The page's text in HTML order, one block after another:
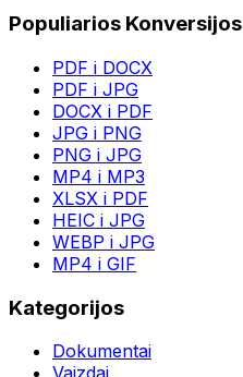
Populiarios Konversijos
PDF i DOCX
PDF i JPG
DOCX i PDF
JPG i PNG
PNG i JPG
MP4 i MP3
XLSX i PDF
HEIC i JPG
WEBP i JPG
MP4 i GIF
Kategorijos
Dokumentai